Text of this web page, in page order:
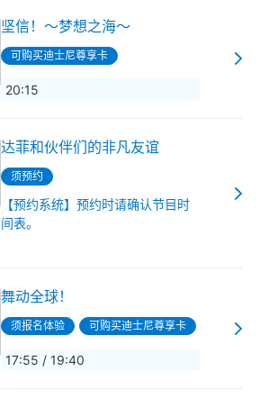
坚信！～梦想之海～
可购买迪士尼尊享卡
20:15
达菲和伙伴们的非凡友谊
须预约
【预约系统】预约时请确认节目时
间表。
舞动全球！
须报名体验 可购买迪士尼尊享卡
17:55 / 19:40